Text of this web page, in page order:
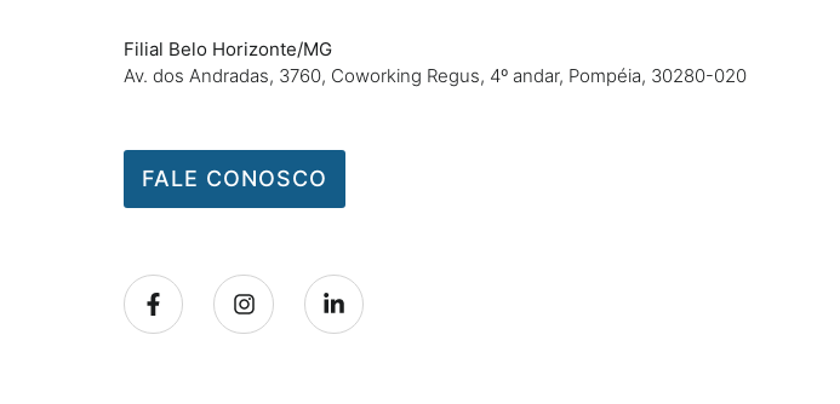
Filial Belo Horizonte/MG
Av. dos Andradas, 3760, Coworking Regus, 4º andar, Pompéia, 30280-020
FALE CONOSCO